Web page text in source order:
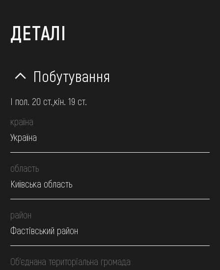
ДЕТАЛІ
Побутування
І пол. 20 ст.,кін. 19 ст.
країна
Україна
область
Київська область
район
Фастівський район
Об’єднана територіальна громада